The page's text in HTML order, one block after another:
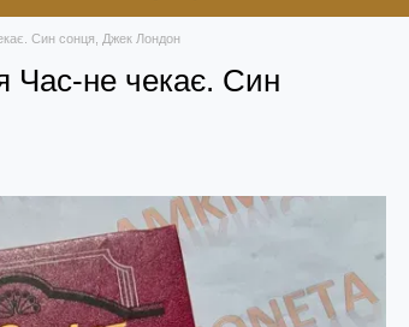
Син сонця, Джек Лондон
Час-не чекає. Син